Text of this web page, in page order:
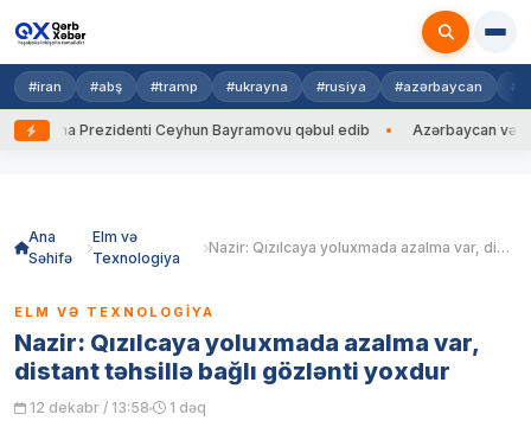
#iran #abş #tramp #ukrayna #rusiya #azərbaycan
Prezidenti Ceyhun Bayramovu qəbul edib Azərbaycan və
Ana
Səhifə
Elm və
Texnologiya
Nazir: Qızılcaya yoluxmada azalma var, distant təhsillə bağlı gözlənti yoxdur
ELM VƏ TEXNOLOGIYA
Nazir: Qızılcaya yoluxmada azalma var,
distant təhsillə bağlı gözlənti yoxdur
12 dekabr / 13:58 1 dəq